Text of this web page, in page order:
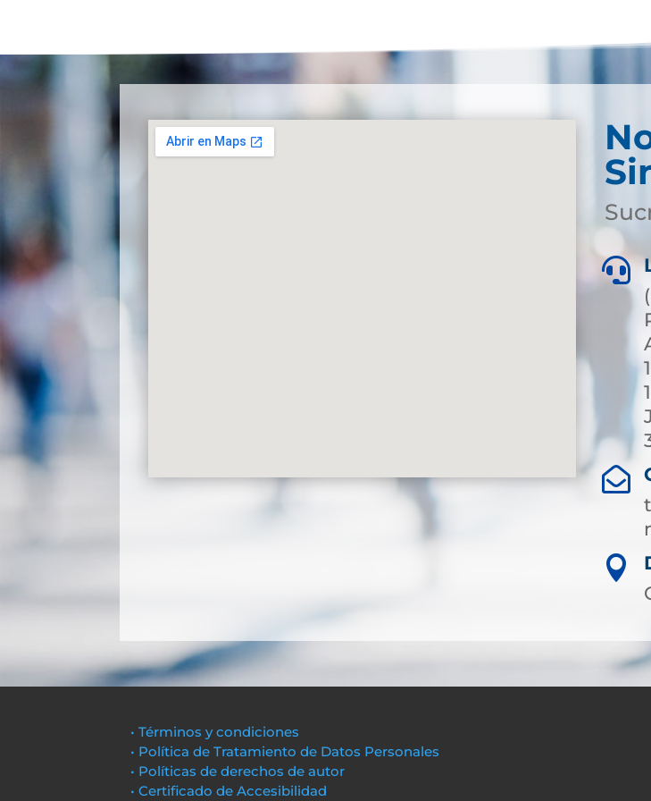



• Términos y condiciones
• Política de Tratamiento de Datos Personales
• Políticas de derechos de autor
• Certificado de Accesibilidad